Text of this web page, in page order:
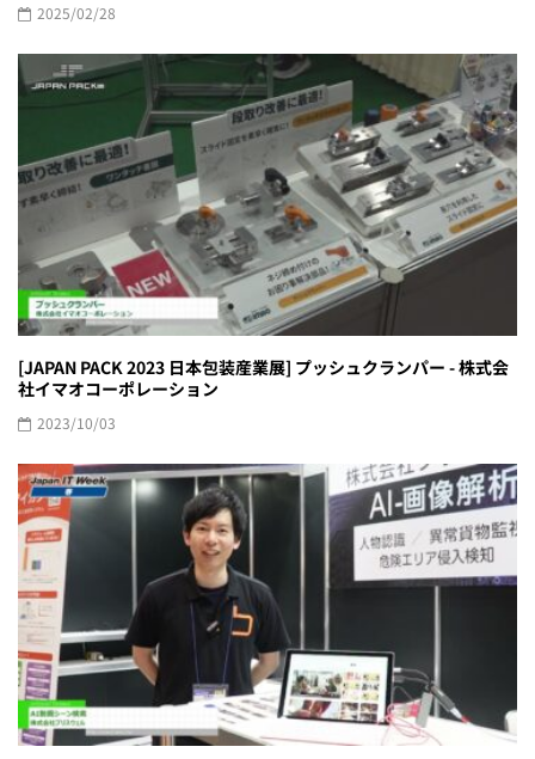
2025/02/28
[JAPAN PACK 2023 日本包装産業展] プッシュクランパー - 株式会
社イマオコーポレーション
2023/10/03